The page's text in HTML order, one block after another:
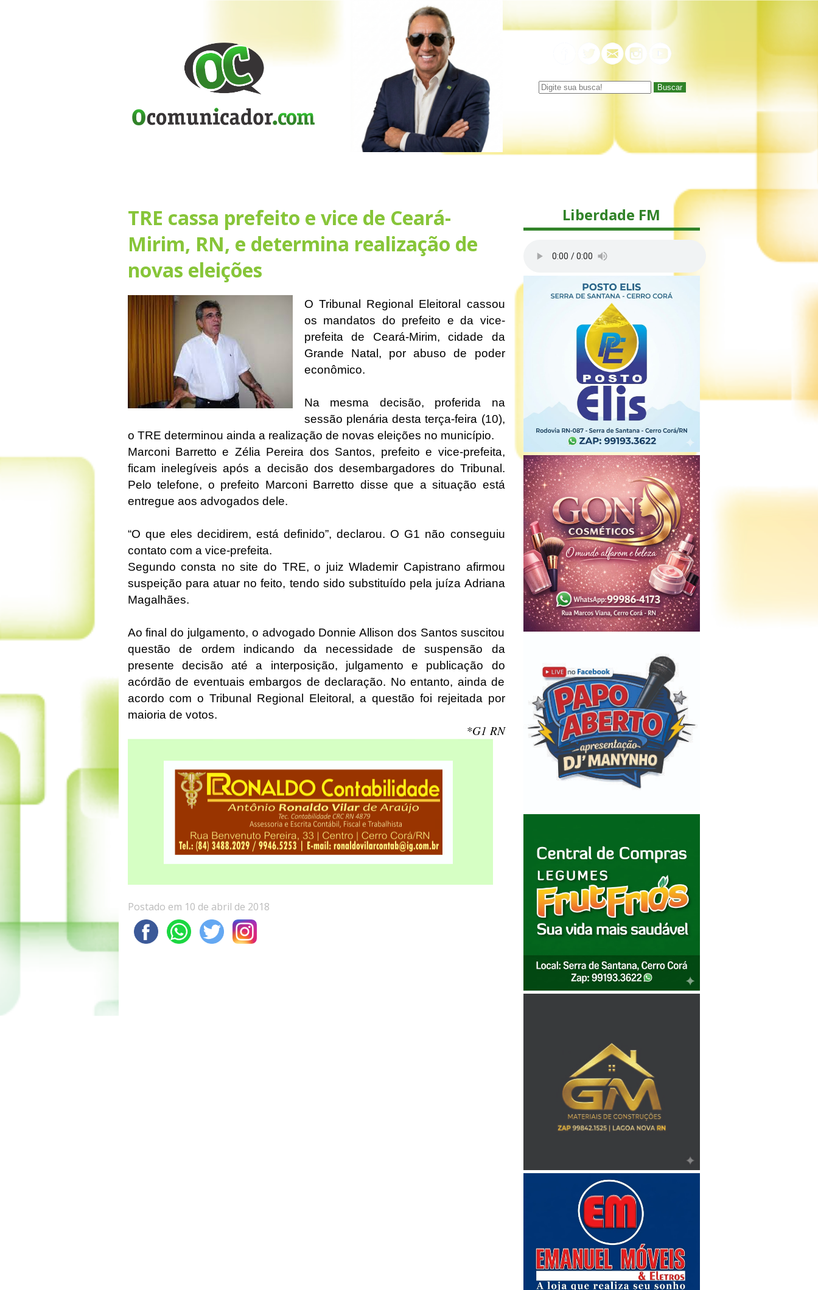
Buscar
TRE cassa prefeito e vice de Ceará-
Mirim, RN, e determina realização de
novas eleições
O Tribunal Regional Eleitoral cassou
os mandatos do prefeito e da vice-
prefeita de Ceará-Mirim, cidade da
Grande Natal, por abuso de poder
econômico.
Na mesma decisão, proferida na
sessão plenária desta terça-feira (10),
o TRE determinou ainda a realização de novas eleições no município.
Marconi Barretto e Zélia Pereira dos Santos, prefeito e vice-prefeita,
ficam inelegíveis após a decisão dos desembargadores do Tribunal.
Pelo telefone, o prefeito Marconi Barretto disse que a situação está
entregue aos advogados dele.
“O que eles decidirem, está definido”, declarou. O G1 não conseguiu
contato com a vice-prefeita.
Segundo consta no site do TRE, o juiz Wlademir Capistrano afirmou
suspeição para atuar no feito, tendo sido substituído pela juíza Adriana
Magalhães.
Ao final do julgamento, o advogado Donnie Allison dos Santos suscitou
questão de ordem indicando da necessidade de suspensão da
presente decisão até a interposição, julgamento e publicação do
acórdão de eventuais embargos de declaração. No entanto, ainda de
acordo com o Tribunal Regional Eleitoral, a questão foi rejeitada por
maioria de votos.
*G1 RN
Postado em 10 de abril de 2018
Liberdade FM